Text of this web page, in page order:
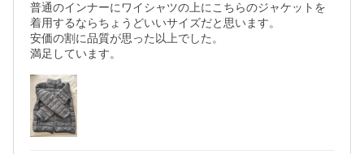
普通のインナーにワイシャツの上にこちらのジャケットを
着用するならちょうどいいサイズだと思います。
安価の割に品質が思った以上でした。
満足しています。